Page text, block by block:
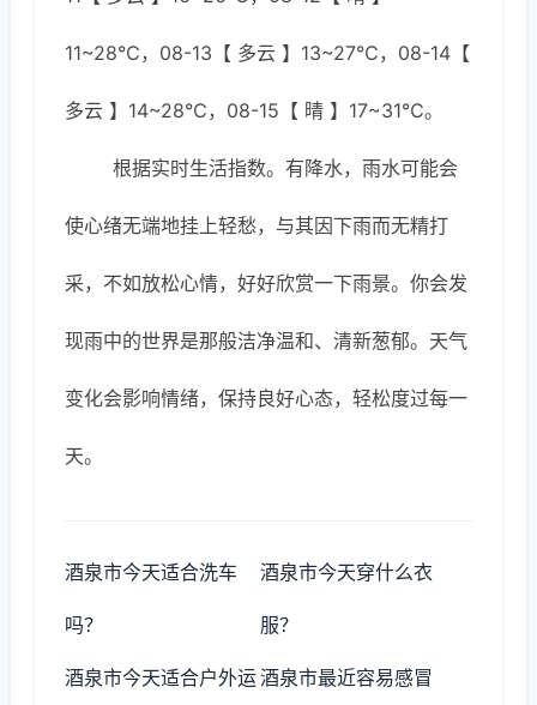
11~28℃，08-13【 多云 】13~27℃，08-14【
多云 】14~28℃，08-15【 晴 】17~31℃。
根据实时生活指数。有降水，雨水可能会
使心绪无端地挂上轻愁，与其因下雨而无精打
采，不如放松心情，好好欣赏一下雨景。你会发
现雨中的世界是那般洁净温和、清新葱郁。天气
变化会影响情绪，保持良好心态，轻松度过每一
天。
酒泉市今天适合洗车
吗？
酒泉市今天穿什么衣
服？
酒泉市今天适合户外运酒泉市最近容易感冒